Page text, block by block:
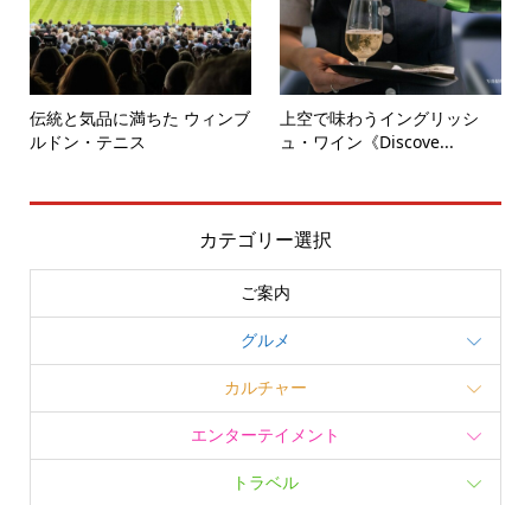
伝統と気品に満ちた ウィンブ
ルドン・テニス
上空で味わうイングリッシ
ュ・ワイン《Discove...
カテゴリー選択
ご案内
グルメ
カルチャー
エンターテイメント
トラベル